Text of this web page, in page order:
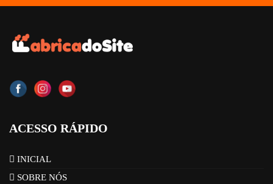
ACESSO RÁPIDO
INICIAL
SOBRE NÓS